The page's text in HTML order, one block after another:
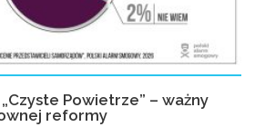
Powietrze” – ważny
reformy